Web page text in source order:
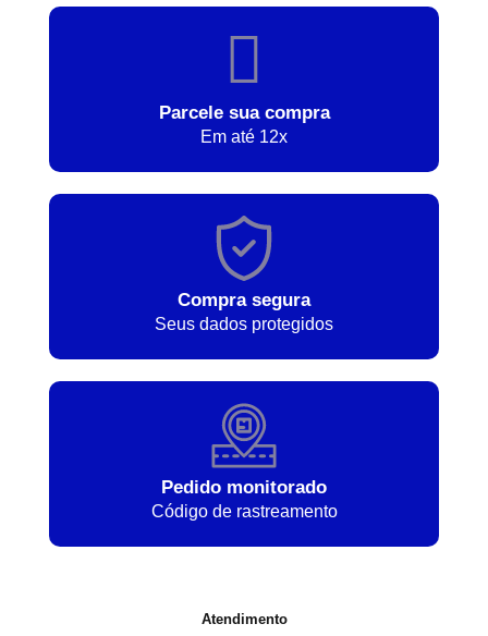
Parcele sua compra
Em até 12x
Compra segura
Seus dados protegidos
Pedido monitorado
Código de rastreamento
Atendimento